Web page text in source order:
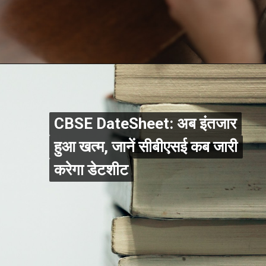
CBSE DateSheet: अब इंतजार
हुआ खत्म, जानें सीबीएसई कब जारी
करेगा डेटशीट
CBSE DateSheet: अब इंतजार
हुआ खत्म, जानें सीबीएसई कब जारी
करेगा डेटशीट